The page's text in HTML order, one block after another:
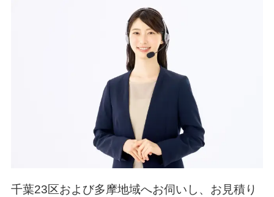
千葉23区および多摩地域へお伺いし、お見積り